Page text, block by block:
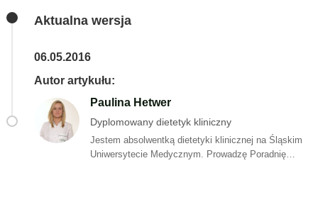
Aktualna wersja
06.05.2016
Autor artykułu:
Paulina Hetwer
Dyplomowany dietetyk kliniczny
Jestem absolwentką dietetyki klinicznej na Śląskim
Uniwersytecie Medycznym. Prowadzę Poradnię